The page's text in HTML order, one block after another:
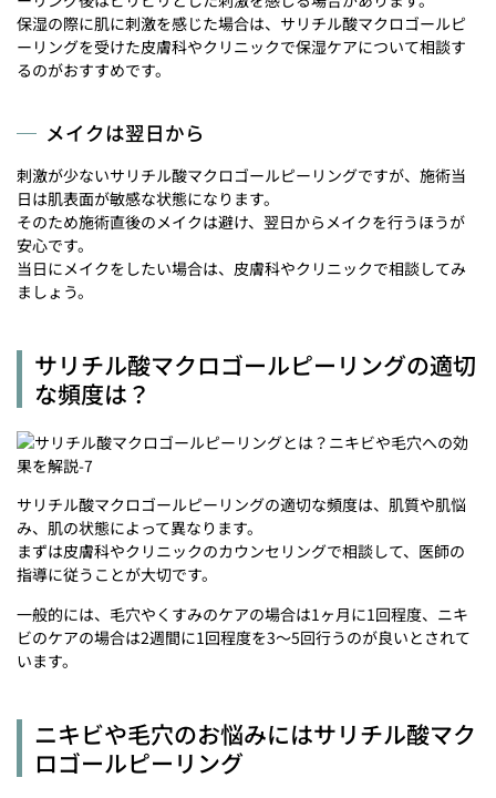
保湿の際に肌に刺激を感じた場合は、サリチル酸マクロゴールピ
ーリングを受けた皮膚科やクリニックで保湿ケアについて相談す
るのがおすすめです。
メイクは翌日から
刺激が少ないサリチル酸マクロゴールピーリングですが、施術当
日は肌表面が敏感な状態になります。
そのため施術直後のメイクは避け、翌日からメイクを行うほうが
安心です。
当日にメイクをしたい場合は、皮膚科やクリニックで相談してみ
ましょう。
サリチル酸マクロゴールピーリングの適切
な頻度は？
サリチル酸マクロゴールピーリングの適切な頻度は、肌質や肌悩
み、肌の状態によって異なります。
まずは皮膚科やクリニックのカウンセリングで相談して、医師の
指導に従うことが大切です。
一般的には、毛穴やくすみのケアの場合は1ヶ月に1回程度、ニキ
ビのケアの場合は2週間に1回程度を3～5回行うのが良いとされて
います。
ニキビや毛穴のお悩みにはサリチル酸マク
ロゴールピーリング